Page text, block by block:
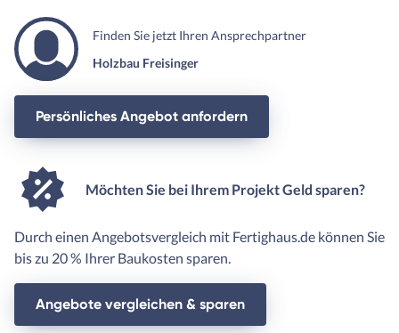
Finden Sie jetzt Ihren Ansprechpartner
Holzbau Freisinger
Persönliches Angebot anfordern
Möchten Sie bei Ihrem Projekt Geld sparen?
Durch einen Angebotsvergleich mit Fertighaus.de können Sie
bis zu 20 % Ihrer Baukosten sparen.
Angebote vergleichen & sparen